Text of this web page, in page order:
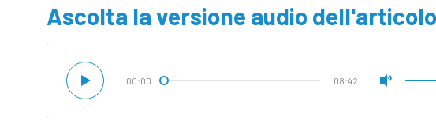
Ascolta la versione audio dell'articolo
00:00 08:42